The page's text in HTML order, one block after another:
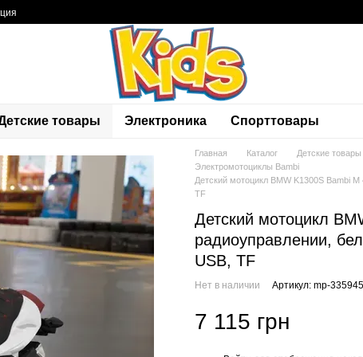
товары Электроника Спорттовары
Главная Каталог Детские товары
Электромотоциклы Bambi
Детский мотоцикл BMW K1300S Bambi
TF
Детский мотоцикл
радиоуправлении,
USB, TF
Нет в наличии Артикул: mp-335945
7 115 грн